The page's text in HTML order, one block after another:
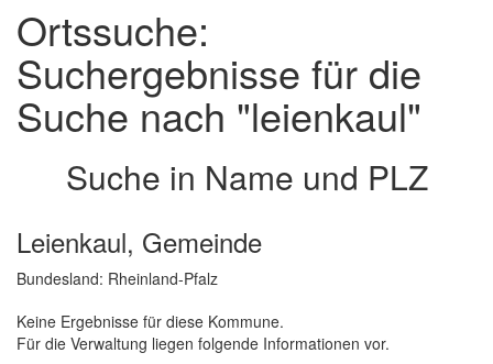
Ortssuche:
Suchergebnisse für die
Suche nach "leienkaul"
Suche in Name und PLZ
Leienkaul, Gemeinde
Bundesland: Rheinland-Pfalz
Keine Ergebnisse für diese Kommune.
Für die Verwaltung liegen folgende Informationen vor.